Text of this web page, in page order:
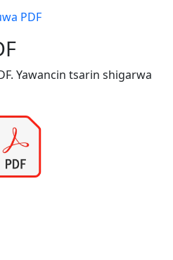
PDF
Yawancin tsarin shigarwa